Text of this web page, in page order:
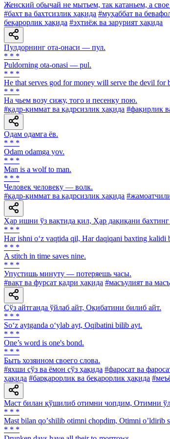
Женский обычай не мытьем, так катаньем, а свое
#бахт ва бахтсизлик ҳақида #муҳаббат ва
беқарорлик ҳақида #эҳтиёж ва зарурият ҳақида
Пулдорнинг ота-онаси — пул.
* * *
Puldorning ota-onasi — pul.
* * *
He that serves god for money will serve the devil for
* * *
На чьем возу сижу, того и песенку пою.
#қадр-қиммат ва қадрсизлик ҳақида #фақирлик
Одам одамга ёв.
* * *
Odam odamga yov.
* * *
Man is a wolf to man.
* * *
Человек человеку — волк.
#қадр-қиммат ва қадрсизлик ҳақида
Ҳар ишни ўз вақтида қил, Ҳар дақиқани
* * *
Har ishni o‘z vaqtida qil, Har daqiqani baxting kalidi
* * *
A stitch in time saves nine.
* * *
Упустишь минуту — потеряешь часы.
#вақт ва фурсат қадри ҳақида #масъулият ва
Сўз айтганда ўйлаб айт, Оқибатини билиб айт.
* * *
So‘z aytganda o‘ylab ayt, Oqibatini bilib ayt.
* * *
One’s word is one's bond.
* * *
Быть хозяином своего слова.
#яхши сўз ва ёмон сўз ҳақида #фаросат ва
ҳақида #барқарорлик ва беқарорлик ҳақида
Маст билан қўшилиб отимни чопдим, Отимни
* * *
Mast bilan qoʼshilib otimni chopdim, Otimni oʼldirib
* * *